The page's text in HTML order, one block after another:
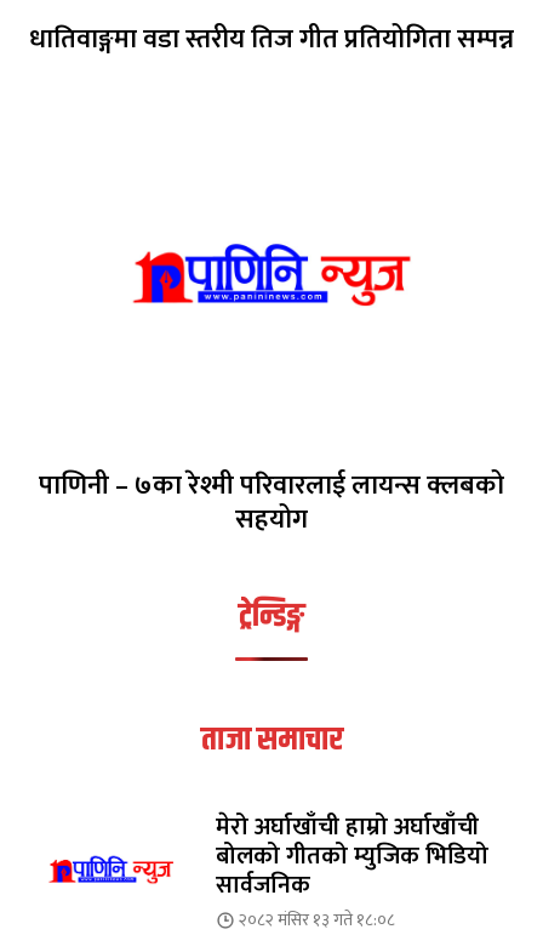
धातिवाङ्गमा वडा स्तरीय तिज गीत प्रतियोगिता सम्पन्न
पाणिनी – ७का रेश्मी परिवारलाई लायन्स क्लबको
सहयोग
ट्रेन्डिङ्ग
ताजा समाचार
मेरो अर्घाखाँची हाम्रो अर्घाखाँची
बोलको गीतको म्युजिक भिडियो
सार्वजनिक
२०८२ मंसिर १३ गते १८:०८